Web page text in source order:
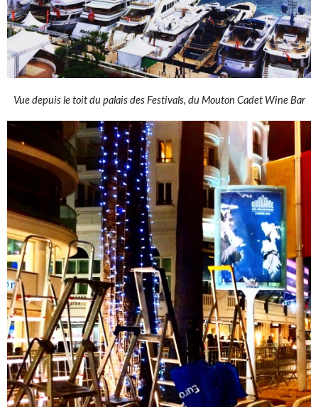
Vue depuis le toit du palais des Festivals, du Mouton Cadet Wine Bar